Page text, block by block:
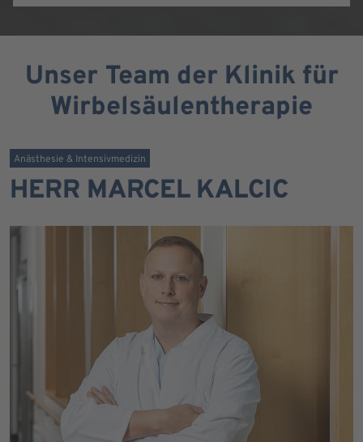
Unser Team der Klinik für
Wirbelsäulentherapie
Anästhesie & Intensivmedizin
HERR MARCEL KALCIC